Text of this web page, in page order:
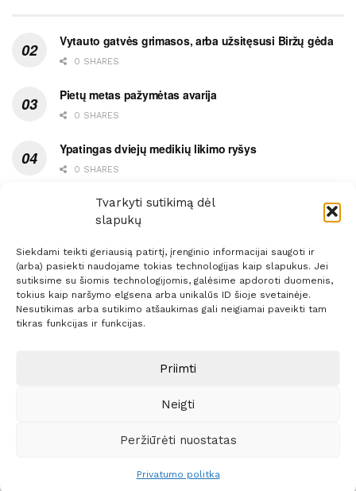
Tvarkyti sutikimą dėl
slapukų
Siekdami teikti geriausią patirtį, įrenginio informacijai saugoti ir
(arba) pasiekti naudojame tokias technologijas kaip slapukus. Jei
sutiksime su šiomis technologijomis, galėsime apdoroti duomenis,
tokius kaip naršymo elgsena arba unikalūs ID šioje svetainėje.
Nesutikimas arba sutikimo atšaukimas gali neigiamai paveikti tam
tikras funkcijas ir funkcijas.
Priimti
Neigti
Peržiūrėti nuostatas
Privatumo politka
Vytauto gatvės grimasos, arba užsitęsusi Biržų gėda
0 SHARES
Pietų metas pažymėtas avarija
0 SHARES
Ypatingas dviejų medikių likimo ryšys
0 SHARES
Ašaromis baigęsis užėjimas į piceriją
0 SHARES
Prenumerata Reklama
Sprendimas:ITBrolis